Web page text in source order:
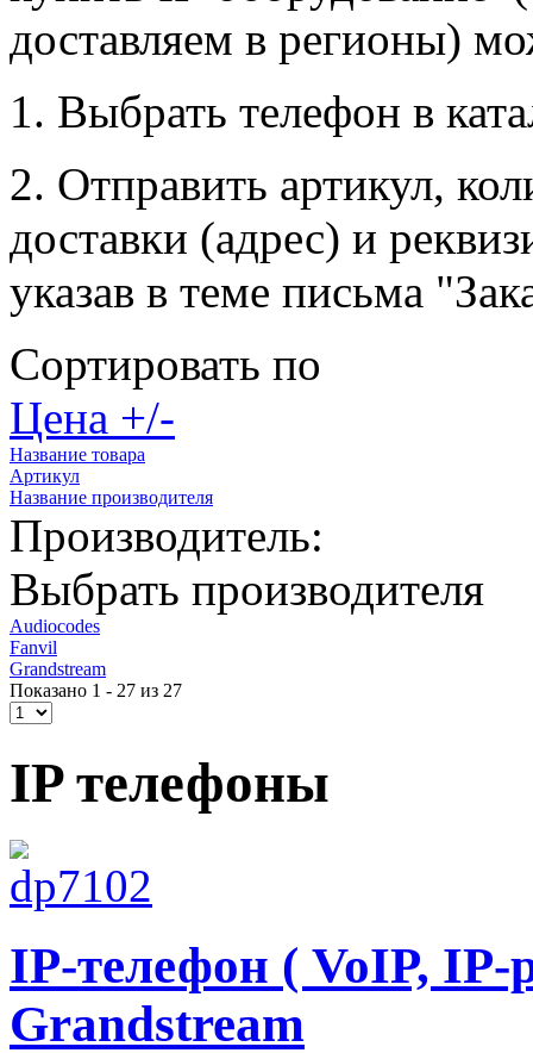
доставляем в регионы)
1. Выбрать телефон в
2. Отправить артикул,
доставки (адрес) и
указав в теме письма
Сортировать по
Цена +/-
Название товара
Артикул
Название производителя
Производитель:
Выбрать производителя
Audiocodes
Fanvil
Grandstream
Показано 1 - 27 из 27
IP телефоны
IP-телефон ( VoIP, IP-
Grandstream